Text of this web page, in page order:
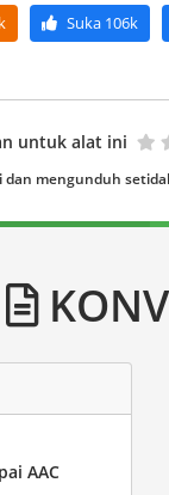
Suka 106k
untuk alat ini
dan mengunduh
AAC